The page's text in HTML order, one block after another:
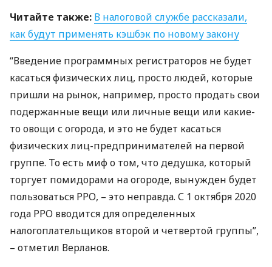
Читайте также: В налоговой службе рассказали,
как будут применять кэшбэк по новому закону
“Введение программных регистраторов не будет
касаться физических лиц, просто людей, которые
пришли на рынок, например, просто продать свои
подержанные вещи или личные вещи или какие-
то овощи с огорода, и это не будет касаться
физических лиц-предпринимателей на первой
группе. То есть миф о том, что дедушка, который
торгует помидорами на огороде, вынужден будет
пользоваться РРО, – это неправда. С 1 октября 2020
года РРО вводится для определенных
налогоплательщиков второй и четвертой группы”,
– отметил Верланов.